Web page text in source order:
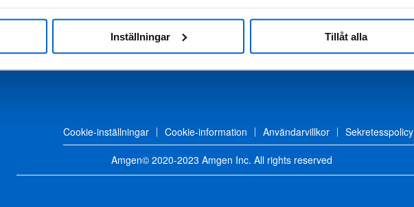
Inställningar Tillåt alla
Cookie-inställningar Cookie-information Användarvillkor Sekretesspolicy
Amgen© 2020-2023 Amgen Inc. All rights reserved